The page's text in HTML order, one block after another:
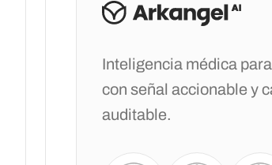
Inteligencia médica
con señal accionable y
auditable.